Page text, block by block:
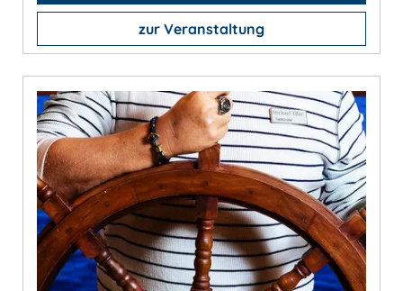
zur Veranstaltung